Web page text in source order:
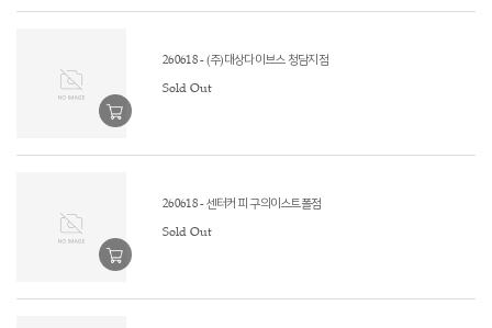
260618 - (주)대상다이브스 청담지점
Sold Out
260618 - 센터커피 구의이스트폴점
Sold Out